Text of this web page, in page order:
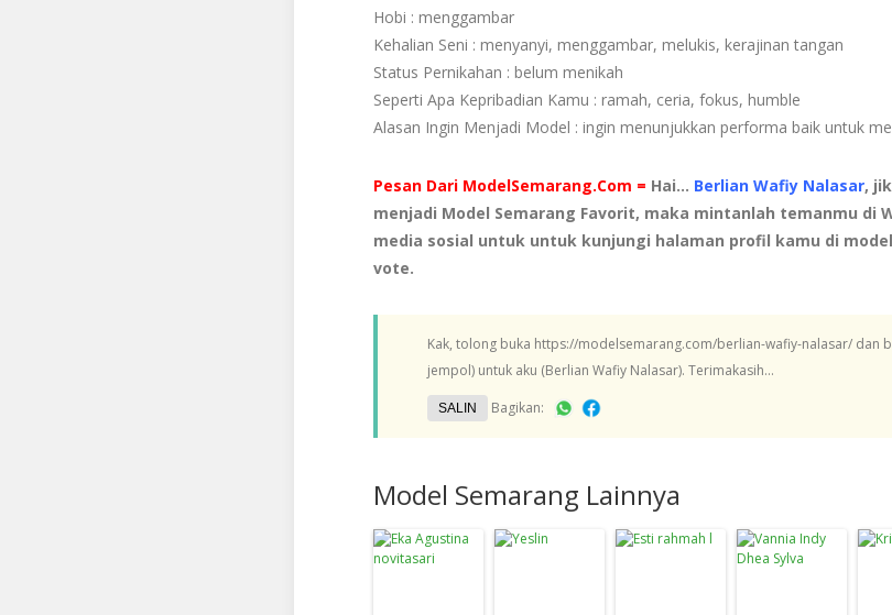
Hobi : menggambar
Kehalian Seni : menyanyi, menggambar, melukis, kerajinan tangan
Status Pernikahan : belum menikah
Seperti Apa Kepribadian Kamu : ramah, ceria, fokus, humble
Alasan Ingin Menjadi Model : ingin menunjukkan performa baik untuk
Pesan Dari ModelSemarang.Com = Hai... Berlian Wafiy Nalasar,
menjadi Model Semarang Favorit, maka mintanlah temanmu di
media sosial untuk untuk kunjungi halaman profil kamu di
vote.
Kak, tolong buka https://modelsemarang.com/berlian-wafiy-nalasar/ dan
jempol) untuk aku (Berlian Wafiy Nalasar). Terimakasih...
SALIN Bagikan:
Model Semarang Lainnya